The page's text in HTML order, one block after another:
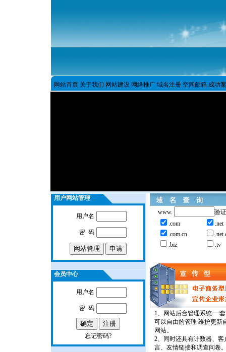
网站首页 关于我们 网站建设 网络推广 域名注册 空间邮箱 成功
用户网站管理
用户名
密 码
会员中心
用户名
密 码
忘记密码?
www.
验
.com
.net
.com.cn
.biz
.tv
1、网站后台管理系统 一
可以自由的管理 维护更新
网站。
2、同时还具有计数器、客
言、友情链接和调查问卷